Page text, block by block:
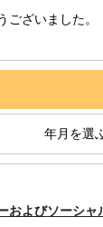
年月を選
ございました。
およびソーシャ